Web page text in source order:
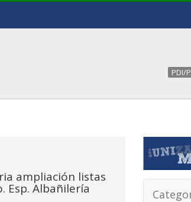
PDI/
ampliación listas
Esp. Albañilería